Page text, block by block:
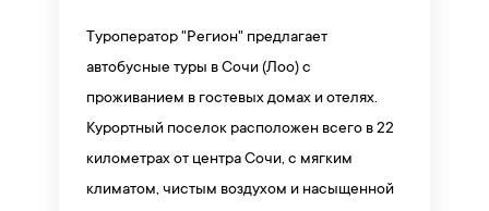
Туроператор "Регион" предлагает
автобусные туры в Сочи (Лоо) с
проживанием в гостевых домах и отелях.
Курортный поселок расположен всего в 22
километрах от центра Сочи, с мягким
климатом, чистым воздухом и насыщенной